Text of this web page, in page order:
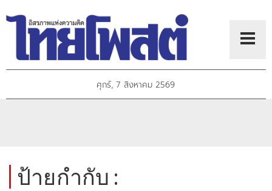
ศุกร์, 7 สิงหาคม 2569
ป้ายกำกับ :